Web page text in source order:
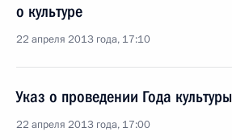
о культуре
22 апреля 2013 года, 17:10
Указ о проведении Года культуры
22 апреля 2013 года, 17:00